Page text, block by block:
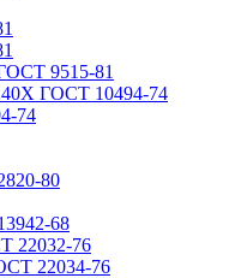
9515-81
ГОСТ 10494-74
74
80
68
22032-76
22034-76